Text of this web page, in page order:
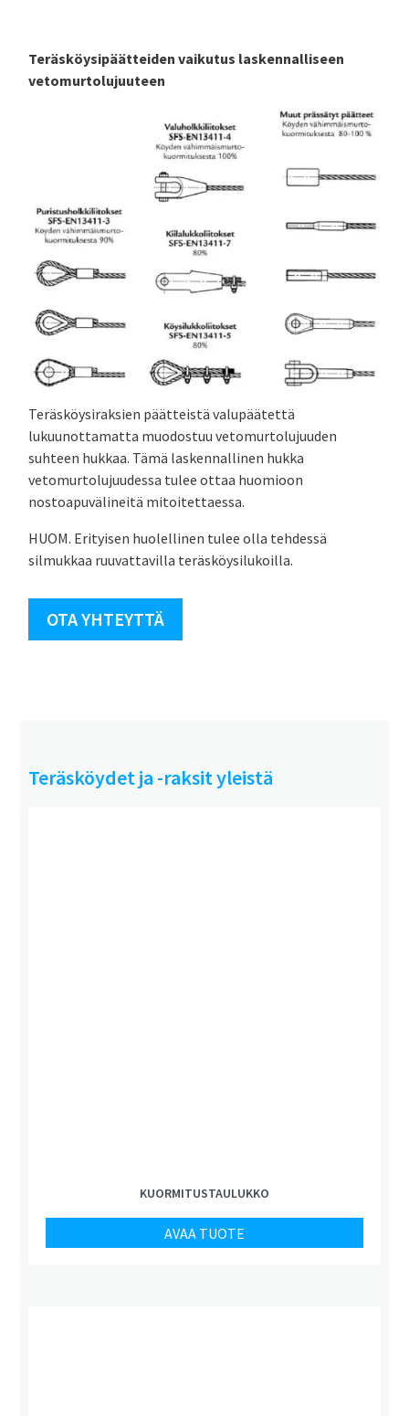
Teräsköysipäätteiden vaikutus laskennalliseen
vetomurtolujuuteen
Teräsköysiraksien päätteistä valupäätettä
lukuunottamatta muodostuu vetomurtolujuuden
suhteen hukkaa. Tämä laskennallinen hukka
vetomurtolujuudessa tulee ottaa huomioon
nostoapuvälineitä mitoitettaessa.
HUOM. Erityisen huolellinen tulee olla tehdessä
silmukkaa ruuvattavilla teräsköysilukoilla.
OTA YHTEYTTÄ
Teräsköydet ja -raksit yleistä
KUORMITUSTAULUKKO
AVAA TUOTE